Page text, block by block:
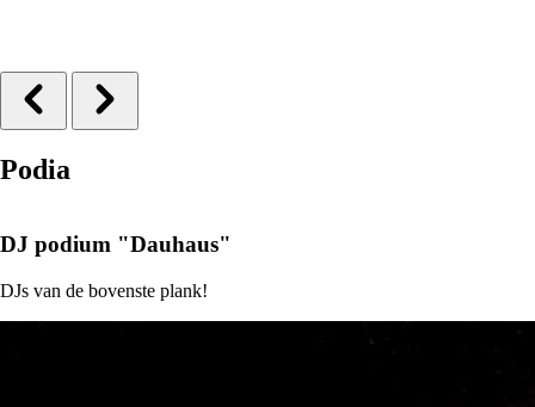
Podia
DJ podium "Dauhaus"
DJs van de bovenste plank!